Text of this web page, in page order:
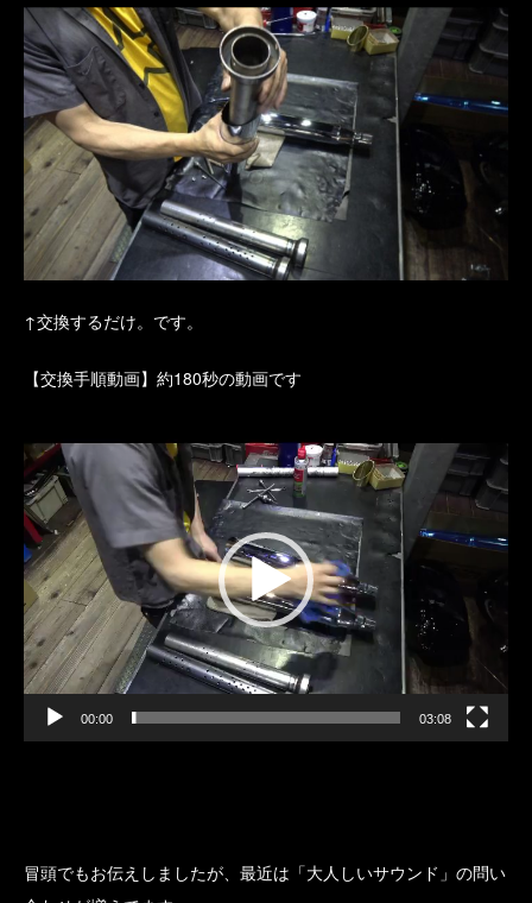
↑交換するだけ。です。
【交換手順動画】約180秒の動画です
画
プ
レ
ー
ヤ
ー
00:00 03:08
冒頭でもお伝えしましたが、最近は「大人しいサウンド」の問い